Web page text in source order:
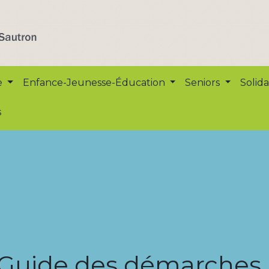
Enfance-Jeunesse-Éducation Seniors